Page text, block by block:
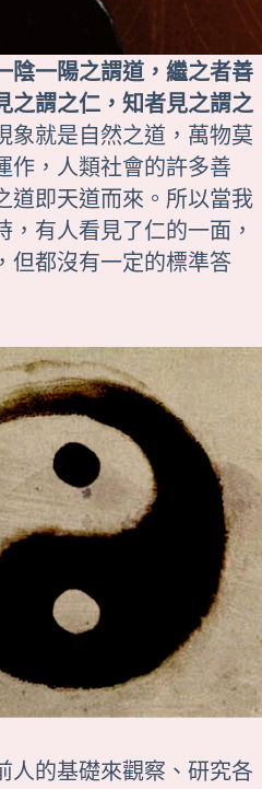
陰一陽之謂道，繼之者善
之謂之仁，知者見之謂之
象就是自然之道，萬物莫
作，人類社會的許多善
道即天道而來。所以當我
有人看見了仁的一面，
但都沒有一定的標準答
人的基礎來觀察、研究各